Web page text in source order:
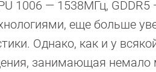
1006 — 1538МГц,
еще больше
Однако, как и у
занимающая немало